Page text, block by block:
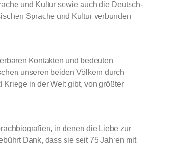
und Kultur sowie auch die Deutsch-
Sprache und Kultur verbunden
Kontakten und bedeuten
unseren beiden Völkern durch
Kriege in der Welt gibt, von größter
in denen die Liebe zur
Dank, dass sie seit 75 Jahren mit